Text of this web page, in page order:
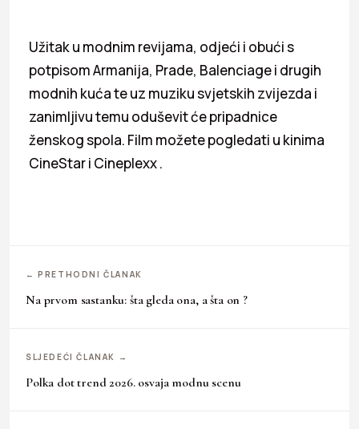
Užitak u modnim revijama, odjeći i obući s
potpisom Armanija, Prade, Balenciage i drugih
modnih kuća te uz muziku svjetskih zvijezda i
zanimljivu temu oduševit će pripadnice
ženskog spola. Film možete pogledati u kinima
CineStar i Cineplexx .
← PRETHODNI ČLANAK
Na prvom sastanku: šta gleda ona, a šta on ?
SLJEDEĆI ČLANAK →
Polka dot trend 2026. osvaja modnu scenu